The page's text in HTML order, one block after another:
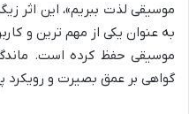
موسیقی لذت ببریم»، این اثر
به عنوان یکی از مهم ترین و
موسیقی حفظ کرده است.
گواهی بر عمق بصیرت و